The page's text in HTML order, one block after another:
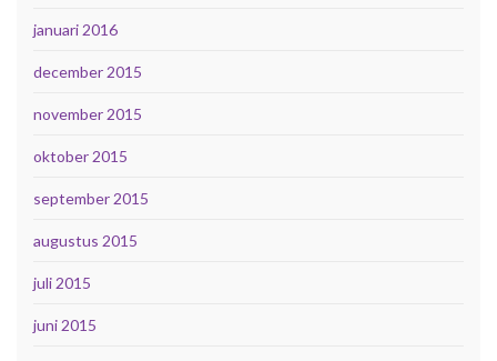
januari 2016
december 2015
november 2015
oktober 2015
september 2015
augustus 2015
juli 2015
juni 2015